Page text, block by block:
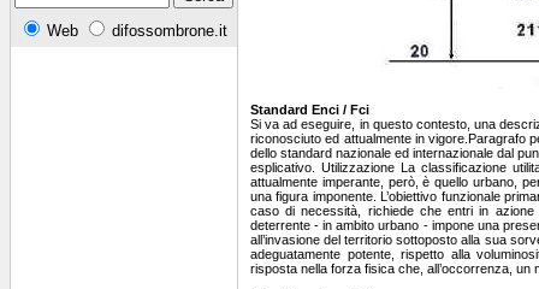
Web difossombrone.it
Standard Enci / Fci
Si va ad eseguire, in questo contesto, una
riconosciuto ed attualmente in vigore.Paragrafo
dello standard nazionale ed internazionale dal
esplicativo. Utilizzazione La classificazione
attualmente imperante, però, è quello urbano,
una figura imponente. L’obiettivo funzionale
caso di necessità, richiede che entri in azione
deterrente - in ambito urbano - impone una
all’invasione del territorio sottoposto alla sua
adeguatamente potente, rispetto alla
risposta nella forza fisica che, all’occorrenza, un